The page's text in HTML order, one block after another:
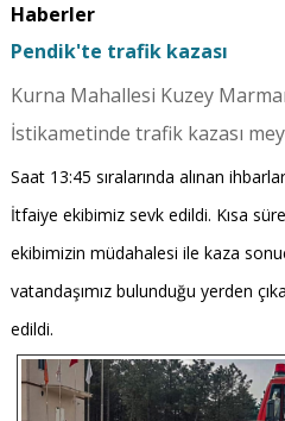
Haberler
Pendik'te trafik kazası
Kurna Mahallesi Kuzey
İstikametinde trafik kazası
Saat 13:45 sıralarında alınan
İtfaiye ekibimiz sevk edildi. Kısa
ekibimizin müdahalesi ile kaza
vatandaşımız bulunduğu yerden
edildi.